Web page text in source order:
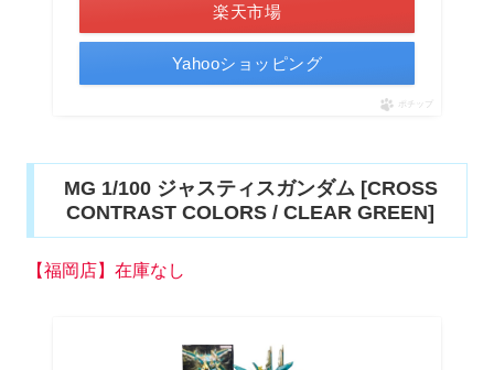
楽天市場
Yahooショッピング
ポチップ
MG 1/100 ジャスティスガンダム [CROSS
CONTRAST COLORS / CLEAR GREEN]
【福岡店】在庫なし